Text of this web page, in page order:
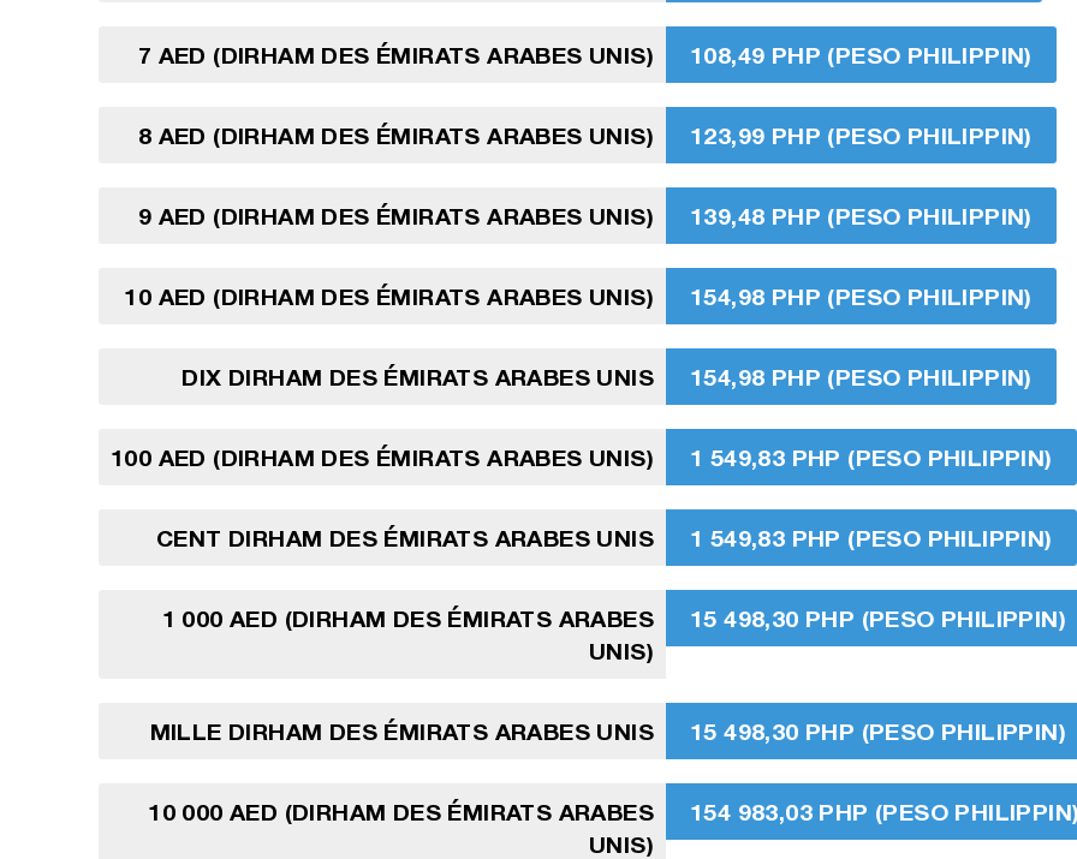
7 AED (DIRHAM DES ÉMIRATS ARABES UNIS) 108,49 PHP (PESO PHILIPPIN)
8 AED (DIRHAM DES ÉMIRATS ARABES UNIS) 123,99 PHP (PESO PHILIPPIN)
9 AED (DIRHAM DES ÉMIRATS ARABES UNIS) 139,48 PHP (PESO PHILIPPIN)
10 AED (DIRHAM DES ÉMIRATS ARABES UNIS) 154,98 PHP (PESO PHILIPPIN)
DIX DIRHAM DES ÉMIRATS ARABES UNIS 154,98 PHP (PESO PHILIPPIN)
100 AED (DIRHAM DES ÉMIRATS ARABES UNIS) 1 549,83 PHP (PESO PHILIPPIN)
CENT DIRHAM DES ÉMIRATS ARABES UNIS 1 549,83 PHP (PESO PHILIPPIN)
1 000 AED (DIRHAM DES ÉMIRATS ARABES
UNIS)
15 498,30 PHP (PESO PHILIPPIN)
MILLE DIRHAM DES ÉMIRATS ARABES UNIS 15 498,30 PHP (PESO PHILIPPIN)
10 000 AED (DIRHAM DES ÉMIRATS ARABES
UNIS)
154 983,03 PHP (PESO